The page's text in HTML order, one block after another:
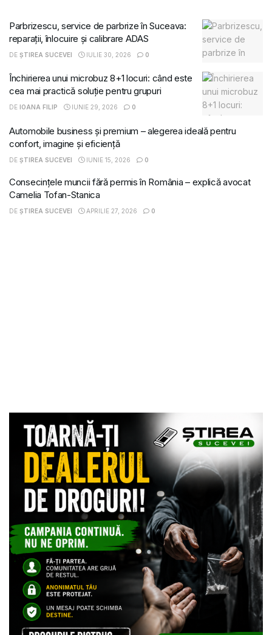
Parbrizescu, service de parbrize în Suceava:
reparații, înlocuire și calibrare ADAS
DE ȘTIREA SUCEVEI IULIE 30, 2026 0
Închirierea unui microbuz 8+1 locuri: când este
cea mai practică soluție pentru grupuri
DE IOANA FILIP IUNIE 29, 2026 0
Automobile business și premium – alegerea ideală pentru
confort, imagine și eficiență
DE ȘTIREA SUCEVEI IUNIE 15, 2026 0
Consecințele muncii fără permis în România – explică avocat
Camelia Tofan-Stanica
DE ȘTIREA SUCEVEI APRILIE 27, 2026 0